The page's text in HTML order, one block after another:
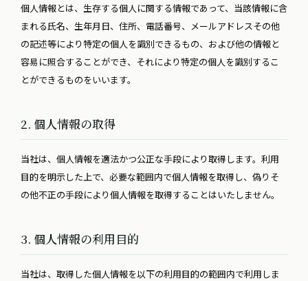
個人情報とは、生存する個人に関する情報であって、当該情報に含
まれる氏名、生年月日、住所、電話番号、メールアドレスその他
の記述等により特定の個人を識別できるもの、および他の情報と
容易に照合することができ、それにより特定の個人を識別するこ
とができるものをいいます。
2. 個人情報の取得
当社は、個人情報を適法かつ公正な手段により取得します。利用
目的を明示した上で、必要な範囲内で個人情報を取得し、偽りそ
の他不正の手段により個人情報を取得することはいたしません。
3. 個人情報の利用目的
当社は、取得した個人情報を以下の利用目的の範囲内で利用しま